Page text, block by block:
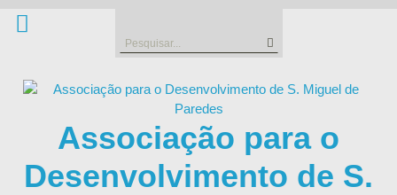
Search
Associação para o
Desenvolvimento de S.